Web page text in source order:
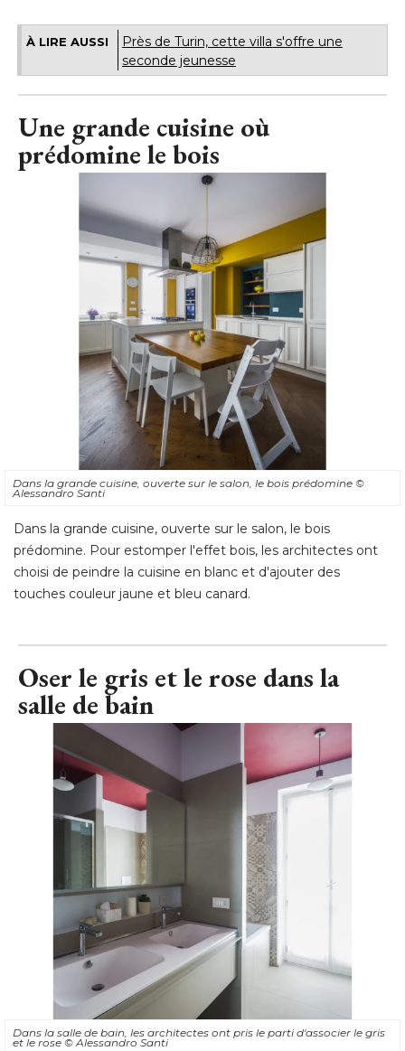
À LIRE AUSSI
Près de Turin, cette villa s'offre une
seconde jeunesse
Une grande cuisine où
prédomine le bois
Dans la grande cuisine, ouverte sur le salon, le bois prédomine ©
Alessandro Santi
Dans la grande cuisine, ouverte sur le salon, le bois
prédomine. Pour estomper l'effet bois, les architectes ont
choisi de peindre la cuisine en blanc et d'ajouter des
touches couleur jaune et bleu canard.
Oser le gris et le rose dans la
salle de bain
Dans la salle de bain, les architectes ont pris le parti d'associer le gris
et le rose © Alessandro Santi